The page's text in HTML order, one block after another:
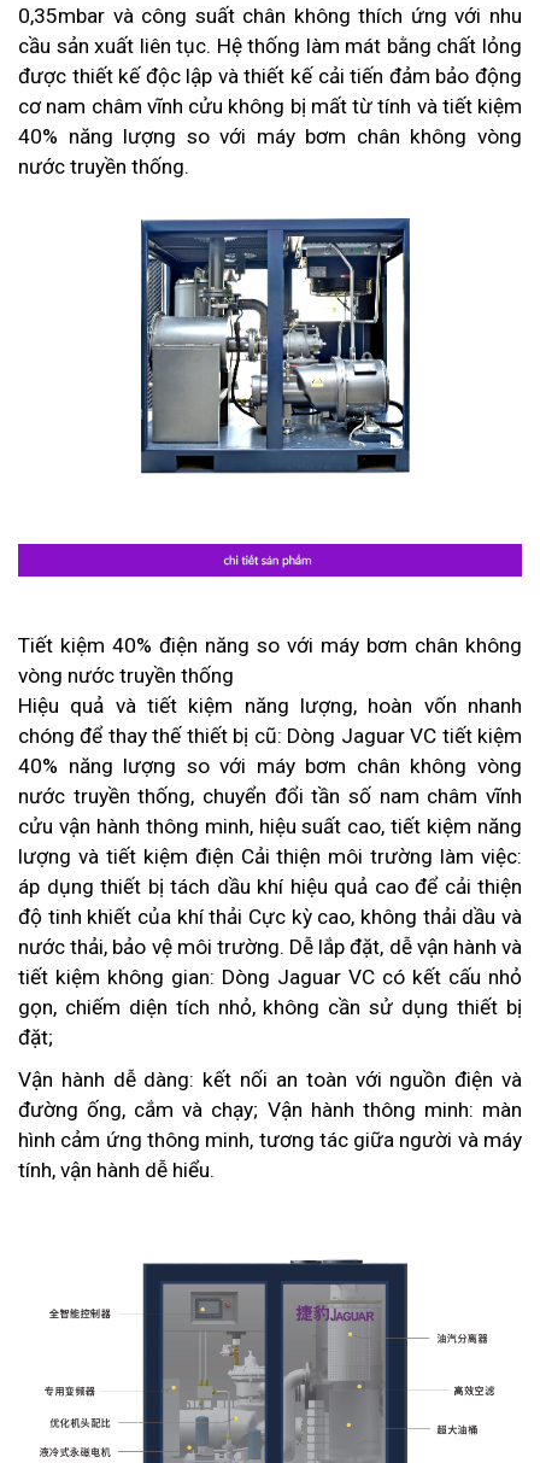
0,35mbar và công suất chân không thích ứng với nhu
cầu sản xuất liên tục. Hệ thống làm mát bằng chất lỏng
được thiết kế độc lập và thiết kế cải tiến đảm bảo động
cơ nam châm vĩnh cửu không bị mất từ tính và tiết kiệm
40% năng lượng so với máy bơm chân không vòng
nước truyền thống.
Tiết kiệm 40% điện năng so với máy bơm chân không
vòng nước truyền thống
Hiệu quả và tiết kiệm năng lượng, hoàn vốn nhanh
chóng để thay thế thiết bị cũ: Dòng Jaguar VC tiết kiệm
40% năng lượng so với máy bơm chân không vòng
nước truyền thống, chuyển đổi tần số nam châm vĩnh
cửu vận hành thông minh, hiệu suất cao, tiết kiệm năng
lượng và tiết kiệm điện Cải thiện môi trường làm việc:
áp dụng thiết bị tách dầu khí hiệu quả cao để cải thiện
độ tinh khiết của khí thải Cực kỳ cao, không thải dầu và
nước thải, bảo vệ môi trường. Dễ lắp đặt, dễ vận hành và
tiết kiệm không gian: Dòng Jaguar VC có kết cấu nhỏ
gọn, chiếm diện tích nhỏ, không cần sử dụng thiết bị
đặt;
Vận hành dễ dàng: kết nối an toàn với nguồn điện và
đường ống, cắm và chạy; Vận hành thông minh: màn
hình cảm ứng thông minh, tương tác giữa người và máy
tính, vận hành dễ hiểu.